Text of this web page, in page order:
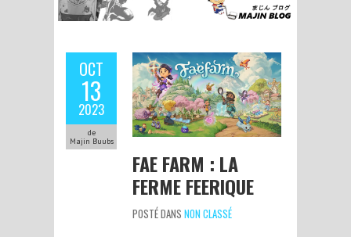
OCT
13
2023
de
Majin Buubs
FAE FARM : LA
FERME FEERIQUE
POSTÉ DANS NON CLASSÉ